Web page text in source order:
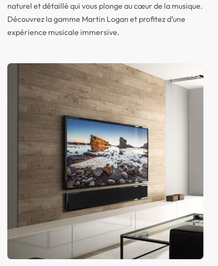
naturel et détaillé qui vous plonge au cœur de la musique.
Découvrez la gamme Martin Logan et profitez d’une
expérience musicale immersive.